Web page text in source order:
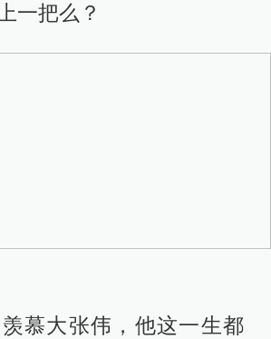
一把么？
慕大张伟，他这一生都